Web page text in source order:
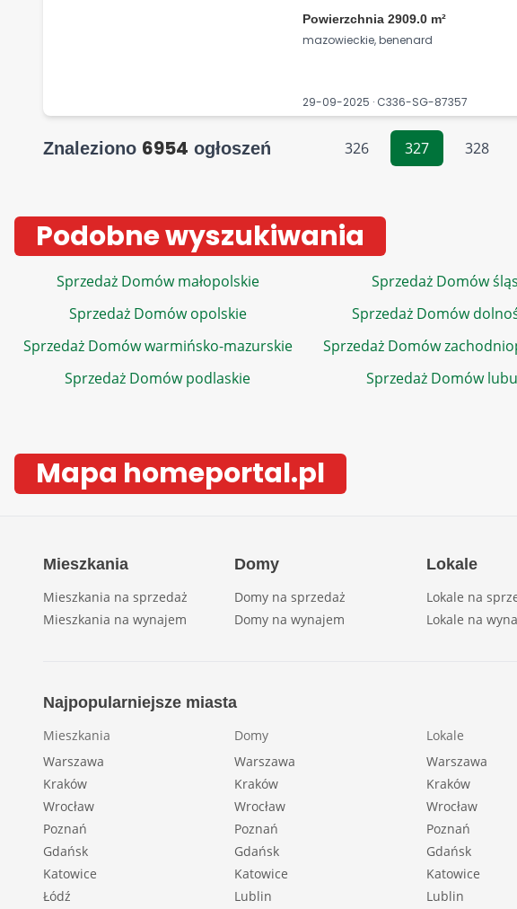
Powierzchnia 2909.0 m²
mazowieckie, benenard
29-09-2025 · C336-SG-87357
Znaleziono 6954 ogłoszeń 326 327 328
Podobne wyszukiwania
Sprzedaż Domów małopolskie Sprzedaż Domów
Sprzedaż Domów opolskie
Sprzedaż Domów
Sprzedaż Domów warmińsko-mazurskie
Sprzedaż Domów
Sprzedaż Domów podlaskie
Sprzedaż Domów
Mapa homeportal.pl
Mieszkania
Mieszkania na sprzedaż
Mieszkania na wynajem
Domy
Domy na sprzedaż
Domy na wynajem
Lokale
Lokale na
Lokale na
Najpopularniejsze miasta
Mieszkania
Warszawa
Kraków
Wrocław
Poznań
Gdańsk
Katowice
Łódź
Domy
Warszawa
Kraków
Wrocław
Poznań
Gdańsk
Katowice
Lublin
Lokale
Warszawa
Kraków
Wrocław
Poznań
Gdańsk
Katowice
Lublin